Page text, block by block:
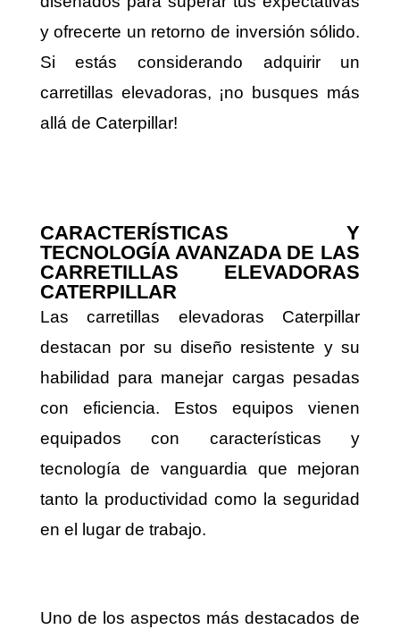
y ofrecerte un retorno de inversión sólido.
Si estás considerando adquirir un
carretillas elevadoras, ¡no busques más
allá de Caterpillar!
CARACTERÍSTICAS Y
TECNOLOGÍA AVANZADA DE LAS
CARRETILLAS ELEVADORAS
CATERPILLAR
Las carretillas elevadoras Caterpillar
destacan por su diseño resistente y su
habilidad para manejar cargas pesadas
con eficiencia. Estos equipos vienen
equipados con características y
tecnología de vanguardia que mejoran
tanto la productividad como la seguridad
en el lugar de trabajo.
Uno de los aspectos más destacados de